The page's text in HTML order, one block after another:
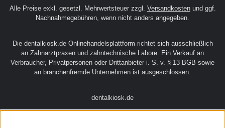
Alle Preise exkl. gesetzl. Mehrwertsteuer zzgl. Versandkostenund ggf.
Nachnahmegebühren, wenn nicht anders angegeben.
Die dentalkiosk.de Onlinehandelsplattform richtet sich ausschließlich
an Zahnarztpraxen und zahntechnische Labore. Ein Verkauf an
Verbraucher, Privatpersonen oder Drittanbieter i. S. v. § 13 BGB sowie
an branchenfremde Unternehmen ist ausgeschlossen.
dentalkiosk.de